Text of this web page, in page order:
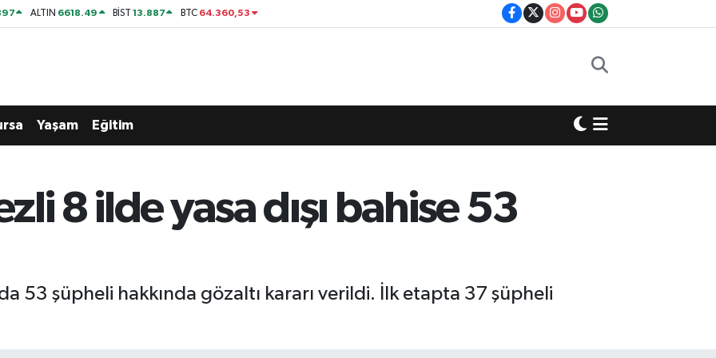
ALTIN 6618.49 BİST13.887 BTC 64.360,53
Yaşam Eğitim
8 ilde yasa dışı bahise 53
53 şüpheli hakkında gözaltı kararı verildi. İlk etapta 37 şüpheli